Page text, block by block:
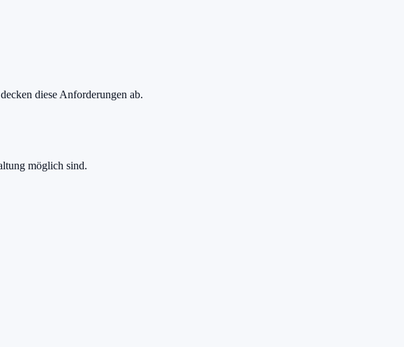
diese Anforderungen ab.
möglich sind.